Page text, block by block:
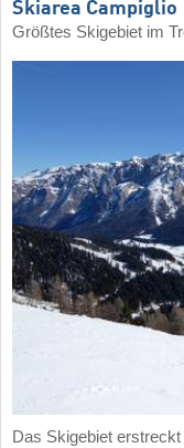
Skiarea Campiglio
Größtes Skigebiet im
Das Skigebiet